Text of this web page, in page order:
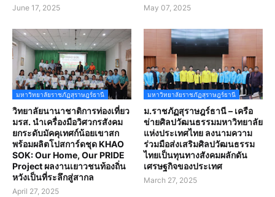
June 17, 2025 May 07, 2025
มหาวิทยาลัยราชภัฏสุราษฎร์ธานี
วิทยาลัยนานาชาติการท่องเที่ยว
มรส. นำเครื่องมือวิศวกรสังคม
ยกระดับมัคคุเทศก์น้อยเขาสก
พร้อมผลิตโปสการ์ดชุด KHAO
SOK: Our Home, Our PRIDE
Project ผลงานเยาวชนท้องถิ่น
หวังเป็นที่ระลึกสู่สากล
April 27, 2025
มหาวิทยาลัยราชภัฏสุราษฎร์ธานี
ม.ราชภัฏสุราษฎร์ธานี – เครือ
ข่ายศิลปวัฒนธรรมมหาวิทยาลัย
แห่งประเทศไทย ลงนามความ
ร่วมมือส่งเสริมศิลปวัฒนธรรม
ไทยเป็นทุนทางสังคมผลักดัน
เศรษฐกิจของประเทศ
March 27, 2025